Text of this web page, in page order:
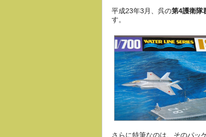
平成23年3月、呉の第4護衛隊
す。
さらに特筆なのは、そのパッ